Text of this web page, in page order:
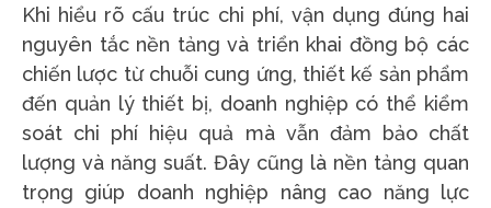
Khi hiểu rõ cấu trúc chi phí, vận dụng đúng hai
nguyên tắc nền tảng và triển khai đồng bộ các
chiến lược từ chuỗi cung ứng, thiết kế sản phẩm
đến quản lý thiết bị, doanh nghiệp có thể kiểm
soát chi phí hiệu quả mà vẫn đảm bảo chất
lượng và năng suất. Đây cũng là nền tảng quan
trọng giúp doanh nghiệp nâng cao năng lực